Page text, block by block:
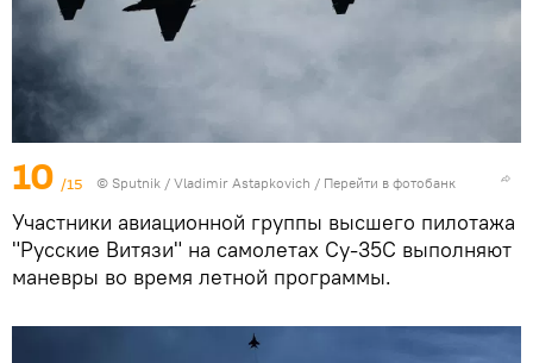
10 /15 © Sputnik / Vladimir Astapkovich / Перейти в фотобанк
Участники авиационной группы высшего пилотажа
"Русские Витязи" на самолетах Су-35С выполняют
маневры во время летной программы.